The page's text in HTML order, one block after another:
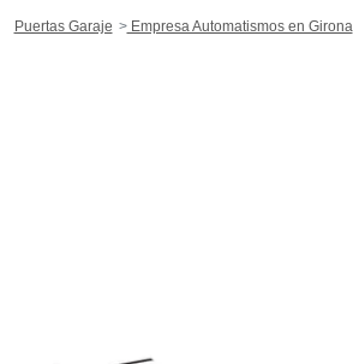
Puertas Garaje Empresa Automatismos en Girona